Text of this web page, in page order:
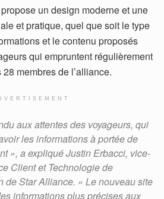
un design moderne et une
et pratique, quel que soit le type
et le contenu proposés
qui empruntent régulièrement
membres de l’alliance.
aux attentes des voyageurs, qui
les informations à portée de
», a expliqué Justin Erbacci, vice-
Client et Technologie de
de Star Alliance. « Le nouveau site
informations plus précises aux